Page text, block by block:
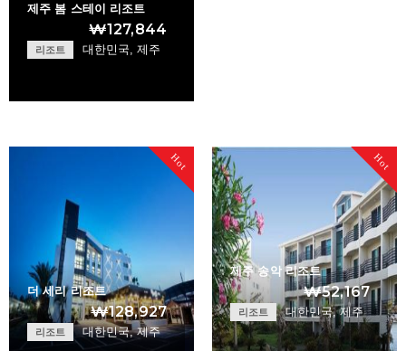
제주 봄 스테이 리조트
₩127,844
리조트 대한민국, 제주
Hot
더 세리 리조트
₩128,927
리조트 대한민국, 제주
Hot
제주 송악 리조트
₩52,167
리조트 대한민국, 제주